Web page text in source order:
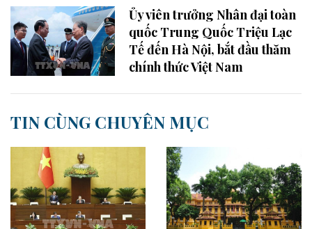
Ủy viên trưởng Nhân đại toàn
quốc Trung Quốc Triệu Lạc
Tế đến Hà Nội, bắt đầu thăm
chính thức Việt Nam
TIN CÙNG CHUYÊN MỤC